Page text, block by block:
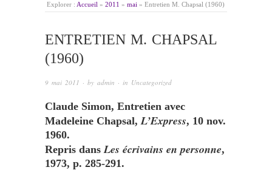
Explorer : Accueil » 2011 » mai » Entretien M. Chapsal (1960)
ENTRETIEN M. CHAPSAL
(1960)
9 mai 2011 · by admin · in Uncategorized
Claude Simon, Entretien avec
Madeleine Chapsal, L’Express, 10 nov.
1960.
Repris dans Les écrivains en personne,
1973, p. 285-291.